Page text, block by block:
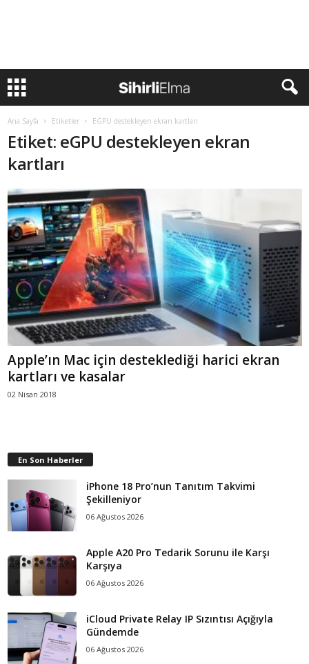
Ana Sayfa Etiketler EGPU destekleyen ekran kartları
Etiket: eGPU destekleyen ekran
kartları
Apple’ın Mac için desteklediği harici ekran
kartları ve kasalar
02 Nisan 2018
En Son Haberler
iPhone 18 Pro’nun Tanıtım Takvimi
Şekilleniyor
06 Ağustos 2026
Apple A20 Pro Tedarik Sorunu ile Karşı
Karşıya
06 Ağustos 2026
iCloud Private Relay IP Sızıntısı Açığıyla
Gündemde
06 Ağustos 2026